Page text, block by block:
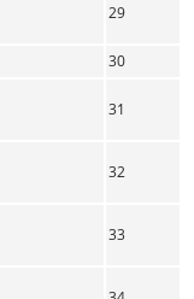
29
30
31
32
33